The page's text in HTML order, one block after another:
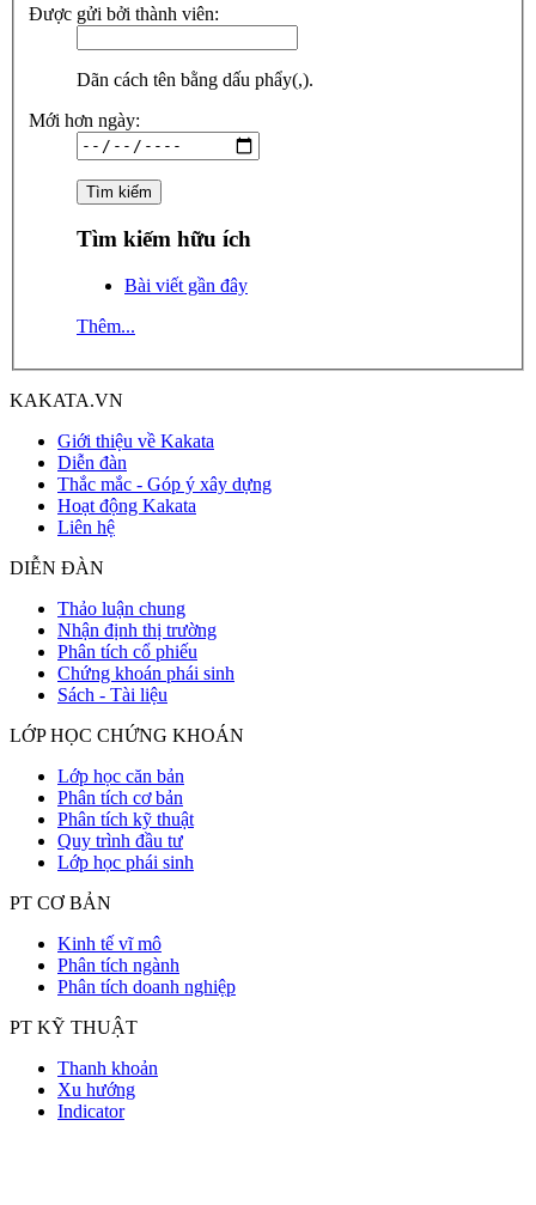
Được gửi bởi thành viên:
Dãn cách tên bằng dấu phẩy(,).
Mới hơn ngày:
Tìm kiếm hữu ích
Bài viết gần đây
Thêm...
KAKATA.VN
Giới thiệu về Kakata
Diễn đàn
Thắc mắc - Góp ý xây dựng
Hoạt động Kakata
Liên hệ
DIỄN ĐÀN
Thảo luận chung
Nhận định thị trường
Phân tích cổ phiếu
Chứng khoán phái sinh
Sách - Tài liệu
LỚP HỌC CHỨNG KHOÁN
Lớp học căn bản
Phân tích cơ bản
Phân tích kỹ thuật
Quy trình đầu tư
Lớp học phái sinh
PT CƠ BẢN
Kinh tế vĩ mô
Phân tích ngành
Phân tích doanh nghiệp
PT KỸ THUẬT
Thanh khoản
Xu hướng
Indicator